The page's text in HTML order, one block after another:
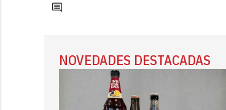
NOVEDADES DESTACADAS